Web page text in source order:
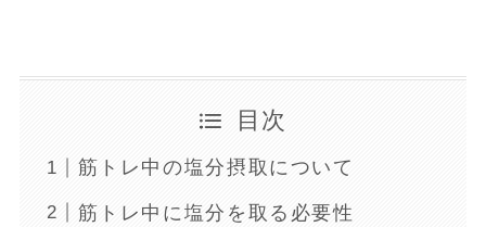
目次
筋トレ中の塩分摂取について
筋トレ中に塩分を取る必要性